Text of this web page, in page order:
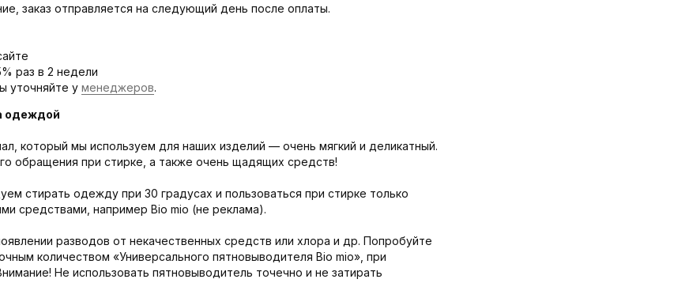
заказ отправляется на следующий день после оплаты.
раз в 2 недели
уточняйте у менеджеров.
одеждой
который мы используем для наших изделий — очень мягкий и деликатный.
обращения при стирке, а также очень щадящих средств!
стирать одежду при 30 градусах и пользоваться при стирке только
средствами, например Bio mio (не реклама).
разводов от некачественных средств или хлора и др. Попробуйте
количеством «Универсального пятновыводителя Bio mio», при
Не использовать пятновыводитель точечно и не затирать